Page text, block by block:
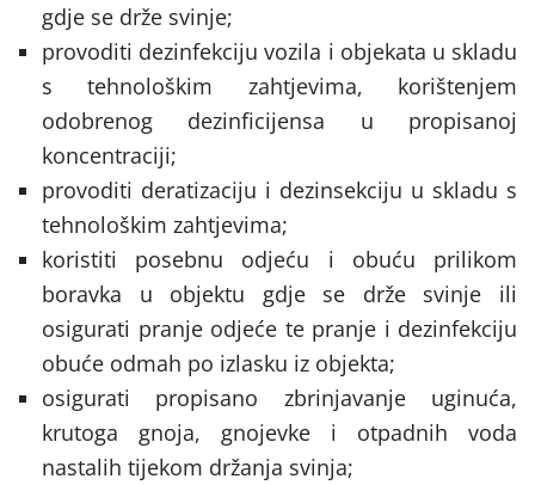
gdje se drže svinje;
provoditi dezinfekciju vozila i objekata u skladu
s tehnološkim zahtjevima, korištenjem
odobrenog dezinficijensa u propisanoj
koncentraciji;
provoditi deratizaciju i dezinsekciju u skladu s
tehnološkim zahtjevima;
koristiti posebnu odjeću i obuću prilikom
boravka u objektu gdje se drže svinje ili
osigurati pranje odjeće te pranje i dezinfekciju
obuće odmah po izlasku iz objekta;
osigurati propisano zbrinjavanje uginuća,
krutoga gnoja, gnojevke i otpadnih voda
nastalih tijekom držanja svinja;